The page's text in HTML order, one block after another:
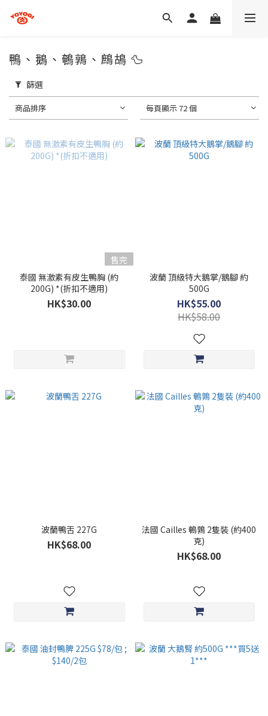
鴨、鵝、鵪鶉、鷓鴣 🦆
篩選
商品排序 每頁顯示 72 個
售完
泰國 無激素有皮生鴨胸 (約
200G) *(折扣不適用)
HK$30.00
波蘭 頂級特大鵝掌/鵝腳 約
500G
HK$55.00
HK$58.00
波蘭鴨舌 227G
HK$68.00
法國 Cailles 鵪鶉 2隻裝 (約400
克)
HK$68.00